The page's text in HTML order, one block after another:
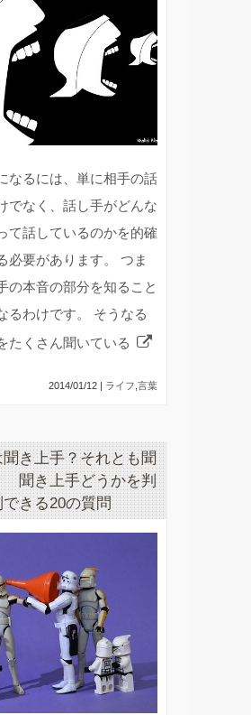
なるには、単に相手の話
でなく、話し手がどんな
て話しているのかを的確
必要があります。 つま
の本音の部分を知ること
るわけです。 そうなる
たくさん聞いている
2014/01/12 | ライフ 言葉
聞き上手？それとも聞
聞き上手どうかを判
できる20の質問